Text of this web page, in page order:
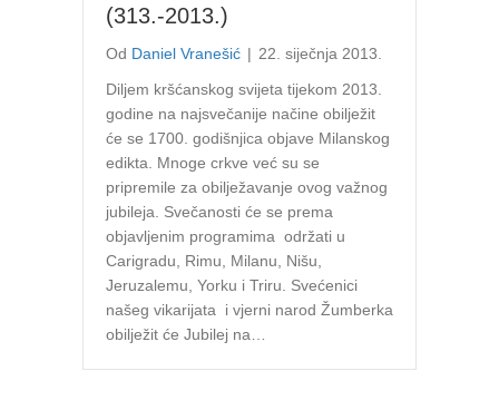
(313.-2013.)
Od Daniel Vranešić | 22. siječnja 2013.
Diljem kršćanskog svijeta tijekom 2013.
godine na najsvečanije načine obilježit
će se 1700. godišnjica objave Milanskog
edikta. Mnoge crkve već su se
pripremile za obilježavanje ovog važnog
jubileja. Svečanosti će se prema
objavljenim programima održati u
Carigradu, Rimu, Milanu, Nišu,
Jeruzalemu, Yorku i Triru. Svećenici
našeg vikarijata i vjerni narod Žumberka
obilježit će Jubilej na…